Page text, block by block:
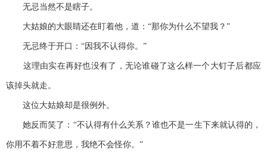
无忌当然不是瞎子。
大姑娘的大眼睛还在盯着他，道：“那你为什么不望我？”
无忌终于开口：“因我不认得你。”
这理由实在再好也没有了，无论谁碰了这么样一个大钉子后都应
该掉头就走。
这位大姑娘却是很例外。
她反而笑了：“不认得有什么关系？谁也不是一生下来就认得的，
你用不着不好意思，我绝不会怪你。”